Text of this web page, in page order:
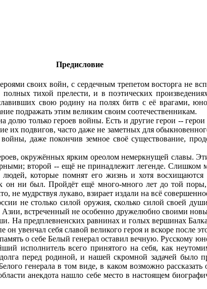
Предисловие
своих войн, с сердечным трепетом восторга не
тихой прелести, и в поэтических
свою родину на полях битв с её врагами,
подражать этим великим своим соотечественникам.
долю только героев войны. Есть и другие герои --
их подвигов, часто даже не заметных для
даже покончив земное своё существование,
окружённых ярким ореолом немеркнущей славы.
второй -- ещё не принадлежит легенде.
которые помнят его жизнь и хотя
он ни был. Пройдёт ещё много-много лет до той
не мудрствуя лукаво, взирает издали на всё
не столько силой оружия, сколько силой своей
встреченный не особенно дружелюбно своими
На предплевненских равнинах и голых вершинах
увенчал себя славой великого героя и вскоре после
о себе Белый генерал оставил вечную. Русскому
исполнитель всего принятого на себя, как
перед родиной, и нашей скромной задачей было
генерала в том виде, в каком возможно
анекдота нашло себе место в настоящем